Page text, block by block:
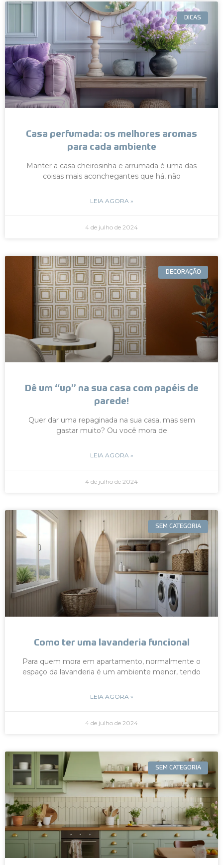
DICAS
Casa perfumada: os melhores aromas
para cada ambiente
Manter a casa cheirosinha e arrumada é uma das
coisas mais aconchegantes que há, não
LEIA AGORA »
4 de julho de 2024
DECORAÇÃO
Dê um “up” na sua casa com papéis de
parede!
Quer dar uma repaginada na sua casa, mas sem
gastar muito? Ou você mora de
LEIA AGORA »
4 de julho de 2024
SEM CATEGORIA
Como ter uma lavanderia funcional
Para quem mora em apartamento, normalmente o
espaço da lavanderia é um ambiente menor, tendo
LEIA AGORA »
4 de julho de 2024
SEM CATEGORIA